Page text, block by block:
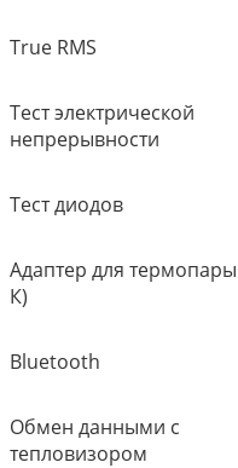
True RMS
Тест электрической
непрерывности
Тест диодов
Адаптер для
К)
Bluetooth
Обмен данными с
тепловизором